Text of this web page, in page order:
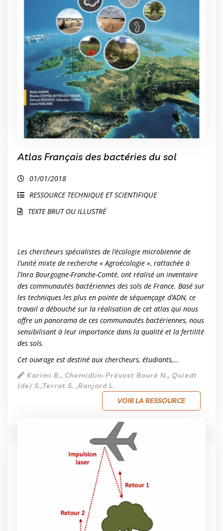
Atlas Français des bactéries du sol
01/01/2018
RESSOURCE TECHNIQUE ET SCIENTIFIQUE
TEXTE BRUT OU ILLUSTRÉ
Les chercheurs spécialistes de l’écologie microbienne de
l’unité mixte de recherche « Agroécologie », rattachée à
l’Inra Bourgogne-Franche-Comté, ont réalisé un inventaire
des communautés bactériennes des sols de France. Basé sur
les techniques les plus en pointe de séquençage d’ADN, ce
travail a débouché sur la réalisation de cet atlas qui nous
offre un panorama de ces communautés bactériennes, nous
sensibilisant à leur importance dans la qualité et la fertilité
des sols.
Cet ouvrage est destiné aux chercheurs, étudiants,...
Karimi B., Chemidlin-Prévost Bouré N., Quiedt
(de) S.,Terrat S. ,Ranjard L.
VOIR LA RESSOURCE